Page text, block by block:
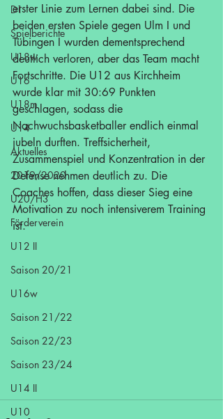
D1
Spielberichte
U18w
U16
U18m
U14
Aktuelles
2019/2020
U20/H3
Förderverein
U12 II
Saison 20/21
U16w
Saison 21/22
Saison 22/23
Saison 23/24
U14 II
U10
erster Linie zum Lernen dabei sind. Die
beiden ersten Spiele gegen Ulm I und
Tübingen I wurden dementsprechend
deutlich verloren, aber das Team macht
Fortschritte. Die U12 aus Kirchheim
wurde klar mit 30:69 Punkten
geschlagen, sodass die
Nachwuchsbasketballer endlich einmal
jubeln durften. Treffsicherheit,
Zusammenspiel und Konzentration in der
Defense nehmen deutlich zu. Die
Coaches hoffen, dass dieser Sieg eine
Motivation zu noch intensiverem Training
ist.